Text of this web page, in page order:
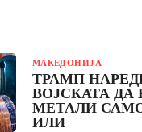
МАКЕДОНИЈА
ТРАМП
ВОЈСКАТА ДА
МЕТАЛИ
ИЛИ